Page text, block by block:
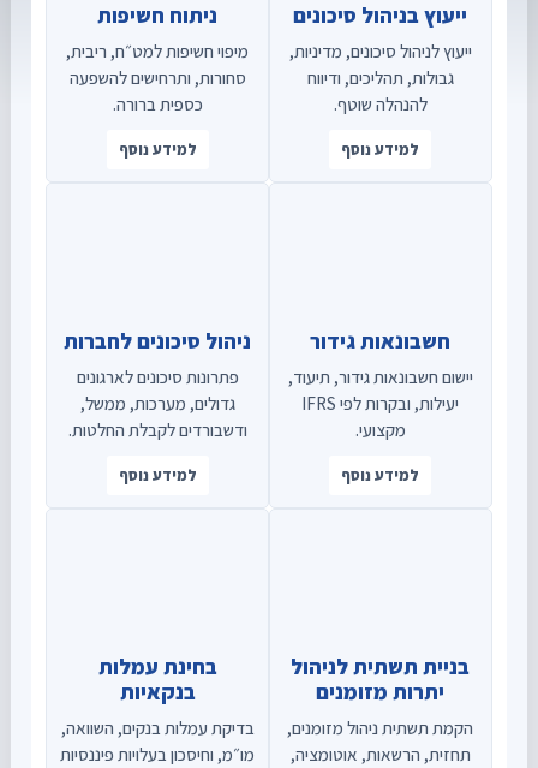
ייעוץ בניהול סיכונים
ייעוץ לניהול סיכונים, מדיניות,
גבולות, תהליכים, ודיווח
להנהלה שוטף.
למידע נוסף
ניתוח חשיפות
מיפוי חשיפות למט״ח, ריבית,
סחורות, ותרחישים להשפעה
כספית ברורה.
למידע נוסף
חשבונאות גידור
יישום חשבונאות גידור, תיעוד,
יעילות, ובקרות לפי IFRS
מקצועי.
למידע נוסף
ניהול סיכונים לחברות
פתרונות סיכונים לארגונים
גדולים, מערכות, ממשל,
ודשבורדים לקבלת החלטות.
למידע נוסף
בניית תשתית לניהול
יתרות מזומנים
הקמת תשתית ניהול מזומנים,
תחזית, הרשאות, אוטומציה,
בחינת עמלות
בנקאיות
בדיקת עמלות בנקים, השוואה,
מו״מ, וחיסכון בעלויות פיננסיות